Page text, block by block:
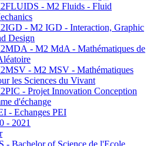
- M2 Fluids - Fluid
- M2 IGD - Interaction, Graphic
Design
- M2 MdA - Mathématiques de
- M2 MSV - Mathématiques
les Sciences du Vivant
- Projet Innovation Conception
d'échange
- Echanges PEI
- 2021
- Bachelor of Science de l'Ecole